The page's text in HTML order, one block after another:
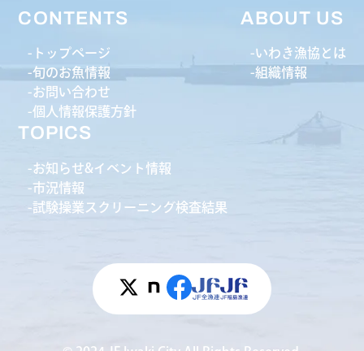
CONTENTS
トップページ
旬のお魚情報
お問い合わせ
個人情報保護方針
ABOUT US
いわき漁協とは
組織情報
TOPICS
お知らせ&イベント情報
市況情報
試験操業スクリーニング検査結果